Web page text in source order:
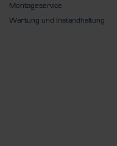
Montageservice
Wartung und Instandhaltung